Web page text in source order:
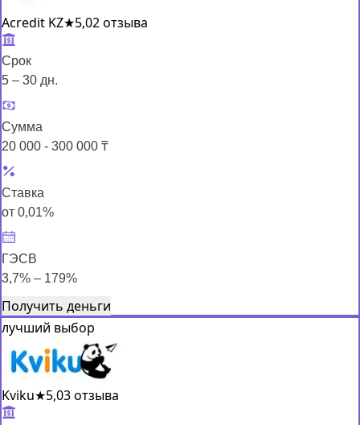
Acredit KZ★5,02 отзыва
Срок
5 – 30 дн.
Сумма
20 000 - 300 000 ₸
Ставка
от 0,01%
ГЭСВ
3,7% – 179%
Получить деньги
лучший выбор
Kviku★5,03 отзыва